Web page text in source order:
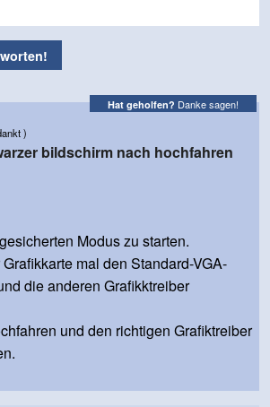
Hat geholfen? Danke sagen!
)
bildschirm nach hochfahren
Modus zu starten.
mal den Standard-VGA-
die anderen Grafikktreiber
und den richtigen Grafiktreiber